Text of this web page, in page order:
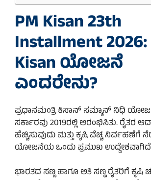
PM Kisan 23th
Installment 2026:
Kisan ಯೋಜನೆ
ಎಂದರೇನು?
ಪ್ರಧಾನಮಂತ್ರಿ ಕಿಸಾನ್ ಸಮ್ಮಾನ್ ನಿಧಿ
ಸರ್ಕಾರವು 2019ರಲ್ಲಿ ಆರಂಭಿಸಿತು. ರೈತರ
ಹೆಚ್ಚಿಸುವುದು ಮತ್ತು ಕೃಷಿ ವೆಚ್ಚ ನಿರ್ವಹಣೆಗೆ
ಯೋಜನೆಯ ಒಂದು ಪ್ರಮುಖ
ಭಾರತದ ಸಣ್ಣ ಹಾಗೂ ಅತಿ ಸಣ್ಣ ರೈತರಿಗೆ ಕೃಷಿ